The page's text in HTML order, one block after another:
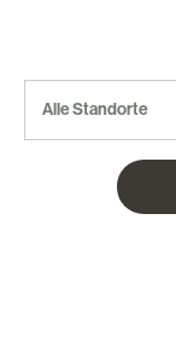
Alle Standorte